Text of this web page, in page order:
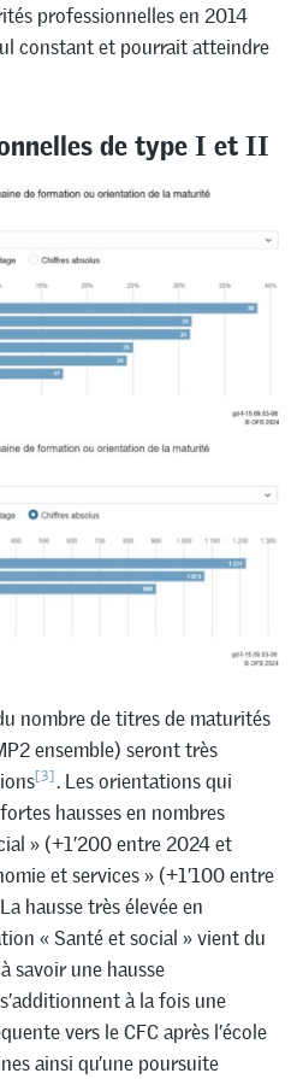
professionnelles en 2014
constant et pourrait atteindre
de type I et II
nombre de titres de maturités
ensemble) seront très
[3]. Les orientations qui
hausses en nombres
» (+1’200 entre 2024 et
et services » (+1’100 entre
hausse très élevée en
« Santé et social » vient du
savoir une hausse
à la fois une
vers le CFC après l’école
ainsi qu’une poursuite